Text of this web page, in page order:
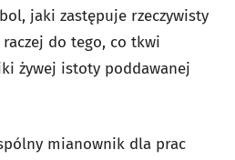
jaki zastępuje rzeczywisty
do tego, co tkwi
żywej istoty poddawanej
mianownik dla prac